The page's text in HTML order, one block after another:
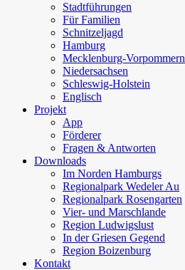
Stadtführungen
Für Familien
Schnitzeljagd
Hamburg
Mecklenburg-Vorpommern
Niedersachsen
Schleswig-Holstein
Englisch
Projekt
App
Förderer
Fragen & Antworten
Downloads
Im Norden Hamburgs
Regionalpark Wedeler Au
Regionalpark Rosengarten
Vier- und Marschlande
Region Ludwigslust
In der Griesen Gegend
Region Boizenburg
Kontakt